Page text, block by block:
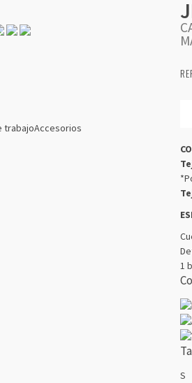
trabajoAccesorios
1
S